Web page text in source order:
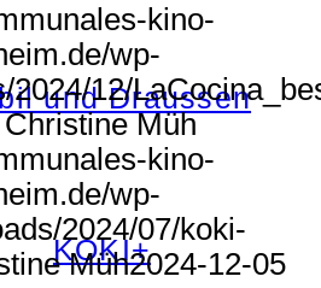
und Draussen
KOKI+
kino-
wp-
2024/12/
Christine Müh
kino-
wp-
2024/07/koki-
Müh2024-12-05